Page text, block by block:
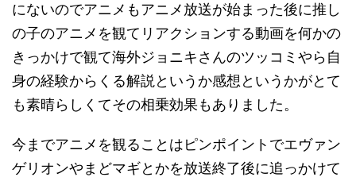
にないのでアニメもアニメ放送が始まった後に推し
の子のアニメを観てリアクションする動画を何かの
きっかけで観て海外ジョニキさんのツッコミやら自
身の経験からくる解説というか感想というかがとて
も素晴らしくてその相乗効果もありました。
今までアニメを観ることはピンポイントでエヴァン
ゲリオンやまどマギとかを放送終了後に追っかけて